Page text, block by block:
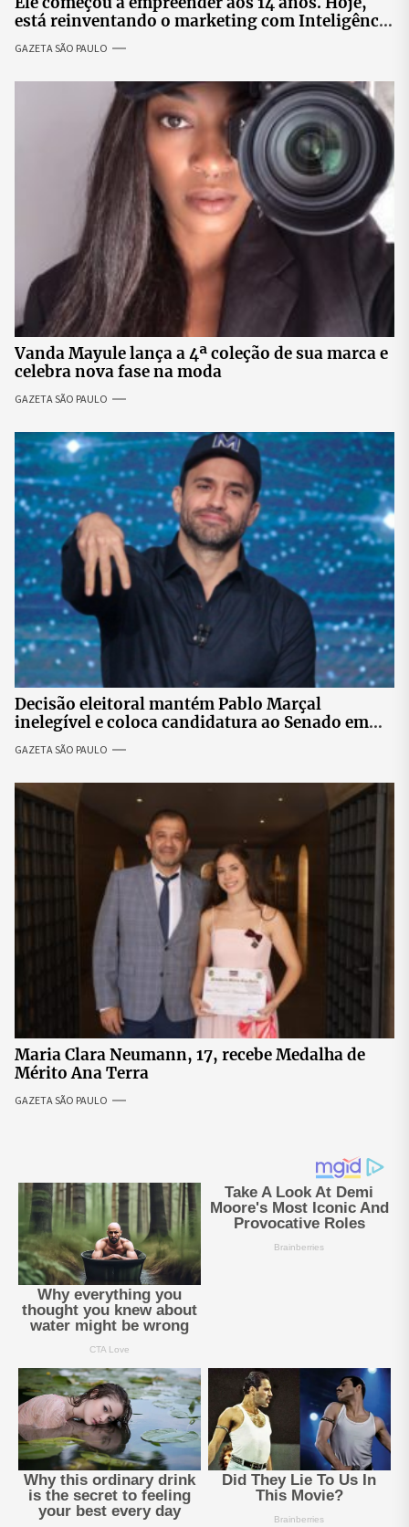
está reinventando o marketing com Inteligência
Artificial
GAZETA SÃO PAULO
Vanda Mayule lança a 4ª coleção de sua marca e
celebra nova fase na moda
GAZETA SÃO PAULO
Decisão eleitoral mantém Pablo Marçal
inelegível e coloca candidatura ao Senado em
GAZETA SÃO PAULO
Maria Clara Neumann, 17, recebe Medalha de
Mérito Ana Terra
GAZETA SÃO PAULO